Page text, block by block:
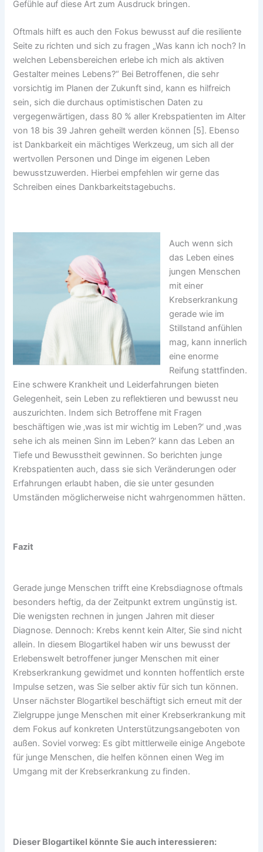
Gefühle auf diese Art zum Ausdruck bringen.
Oftmals hilft es auch den Fokus bewusst auf die resiliente
Seite zu richten und sich zu fragen „Was kann ich noch? In
welchen Lebensbereichen erlebe ich mich als aktiven
Gestalter meines Lebens?“ Bei Betroffenen, die sehr
vorsichtig im Planen der Zukunft sind, kann es hilfreich
sein, sich die durchaus optimistischen Daten zu
vergegenwärtigen, dass 80 % aller Krebspatienten im Alter
von 18 bis 39 Jahren geheilt werden können [5]. Ebenso
ist Dankbarkeit ein mächtiges Werkzeug, um sich all der
wertvollen Personen und Dinge im eigenen Leben
bewusstzuwerden. Hierbei empfehlen wir gerne das
Schreiben eines Dankbarkeitstagebuchs.
Auch wenn sich
das Leben eines
jungen Menschen
mit einer
Krebserkrankung
gerade wie im
Stillstand anfühlen
mag, kann innerlich
eine enorme
Reifung stattfinden.
Eine schwere Krankheit und Leiderfahrungen bieten
Gelegenheit, sein Leben zu reflektieren und bewusst neu
auszurichten. Indem sich Betroffene mit Fragen
beschäftigen wie ‚was ist mir wichtig im Leben?‘ und ‚was
sehe ich als meinen Sinn im Leben?‘ kann das Leben an
Tiefe und Bewusstheit gewinnen. So berichten junge
Krebspatienten auch, dass sie sich Veränderungen oder
Erfahrungen erlaubt haben, die sie unter gesunden
Umständen möglicherweise nicht wahrgenommen hätten.
Fazit
Gerade junge Menschen trifft eine Krebsdiagnose oftmals
besonders heftig, da der Zeitpunkt extrem ungünstig ist.
Die wenigsten rechnen in jungen Jahren mit dieser
Diagnose. Dennoch: Krebs kennt kein Alter, Sie sind nicht
allein. In diesem Blogartikel haben wir uns bewusst der
Erlebenswelt betroffener junger Menschen mit einer
Krebserkrankung gewidmet und konnten hoffentlich erste
Impulse setzen, was Sie selber aktiv für sich tun können.
Unser nächster Blogartikel beschäftigt sich erneut mit der
Zielgruppe junge Menschen mit einer Krebserkrankung mit
dem Fokus auf konkreten Unterstützungsangeboten von
außen. Soviel vorweg: Es gibt mittlerweile einige Angebote
für junge Menschen, die helfen können einen Weg im
Umgang mit der Krebserkrankung zu finden.
Dieser Blogartikel könnte Sie auch interessieren: